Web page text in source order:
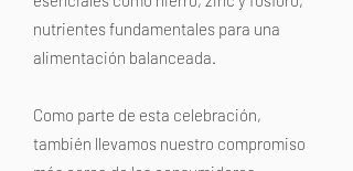
nutrientes fundamentales para una
alimentación balanceada.
Como parte de esta celebración,
también llevamos nuestro compromiso